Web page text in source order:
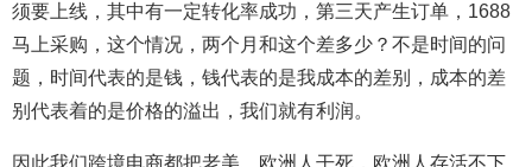
须要上线，其中有一定转化率成功，第三天产生订单，1688
马上采购，这个情况，两个月和这个差多少？不是时间的问
题，时间代表的是钱，钱代表的是我成本的差别，成本的差
别代表着的是价格的溢出，我们就有利润。
因此我们跨境电商都把老美、欧洲人干死，欧洲人存活不下